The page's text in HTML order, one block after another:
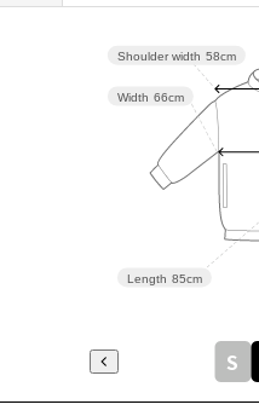
Length 85cm
Width 66cm
Shoulder width 58cm
S